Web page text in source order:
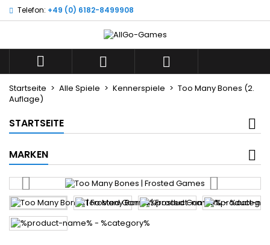
Telefon: +49 (0) 6182-8499908
  
Startseite Alle Spiele Kennerspiele
Too Many Bones (2.
Auflage)
STARTSEITE
MARKEN
Wunschliste ×
add_circle_outline
Neue Liste anlegen
((title)) ×
((label))
Anmelden ×
Sie müssen angemeldet sein, um Artikel Ihrer
Wunschliste hinzufügen zu können.